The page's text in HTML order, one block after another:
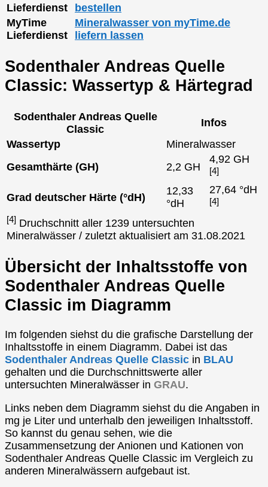
Lieferdienst
bestellen
MyTime
Lieferdienst
Mineralwasser von myTime.de
liefern lassen
Sodenthaler Andreas Quelle
Classic: Wassertyp & Härtegrad
Sodenthaler Andreas Quelle
Classic
Infos
Wassertyp
Mineralwasser
Gesamthärte (GH)
2,2 GH
4,92 GH
[4]
Grad deutscher Härte (°dH)
12,33
°dH
27,64 °dH
[4]
[4] Druchschnitt aller 1239 untersuchten
Mineralwässer / zuletzt aktualisiert am 31.08.2021
Übersicht der Inhaltsstoffe von
Sodenthaler Andreas Quelle
Classic im Diagramm
Im folgenden siehst du die grafische Darstellung der
Inhaltsstoffe in einem Diagramm. Dabei ist das
Sodenthaler Andreas Quelle Classic in BLAU
gehalten und die Durchschnittswerte aller
untersuchten Mineralwässer in GRAU.
Links neben dem Diagramm siehst du die Angaben in
mg je Liter und unterhalb den jeweiligen Inhaltsstoff.
So kannst du genau sehen, wie die
Zusammensetzung der Anionen und Kationen von
Sodenthaler Andreas Quelle Classic im Vergleich zu
anderen Mineralwässern aufgebaut ist.